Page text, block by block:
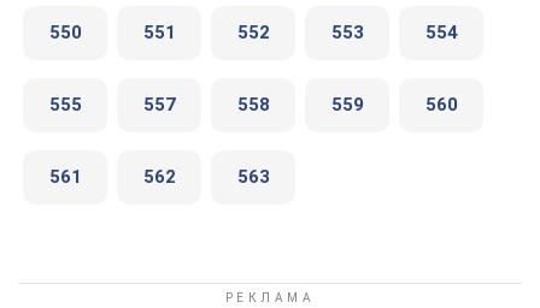
550 551 552 553 554
555 557 558 559 560
561 562 563